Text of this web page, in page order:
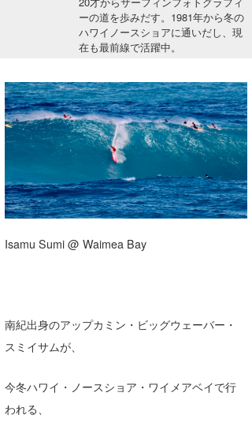
サーフィンエリアガイド
会員メニュー
今月のプレゼント
ーの道を歩みだす。1981年から冬の
ハワイノースショアに通いだし、現
在も最前線で活躍中。
Isamu Sumi @ Waimea Bay
南紀出身のアップカミン・ビッグウェーバー・
スミイサムが、
今冬ハワイ・ノースショア・ワイメアベイで行
われる、
ショップ情報
ショップ情報
湘南
千葉北
伊豆
千葉南
大阪
ウラナミ
お知らせ
その他
ルール＆How to
VOTE!